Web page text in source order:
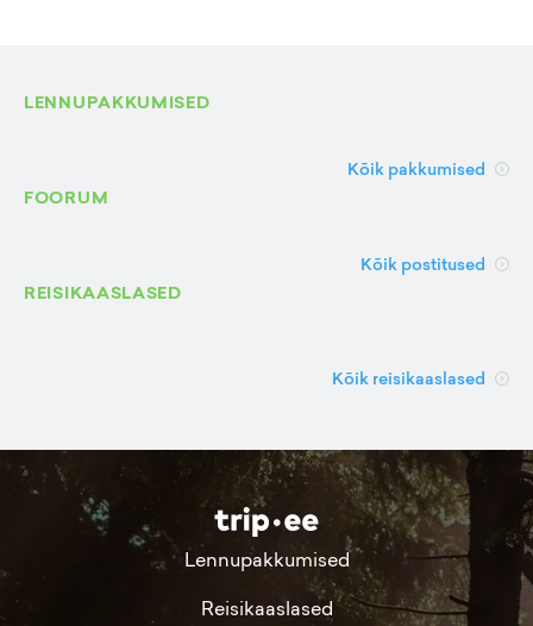
LENNUPAKKUMISED
Kõik pakkumised
FOORUM
Kõik postitused
REISIKAASLASED
Kõik reisikaaslased
Lennupakkumised
Reisikaaslased